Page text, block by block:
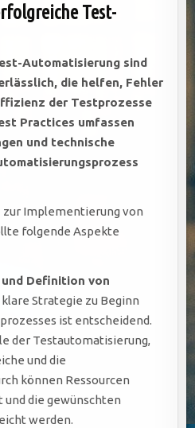
Test-
Automatisierung sind
die helfen, Fehler
der Testprozesse
Practices umfassen
und technische
Implementierung von
folgende Aspekte
Definition von
klare Strategie zu Beginn
ist entscheidend.
der Testautomatisierung,
und die
können Ressourcen
die gewünschten
werden.